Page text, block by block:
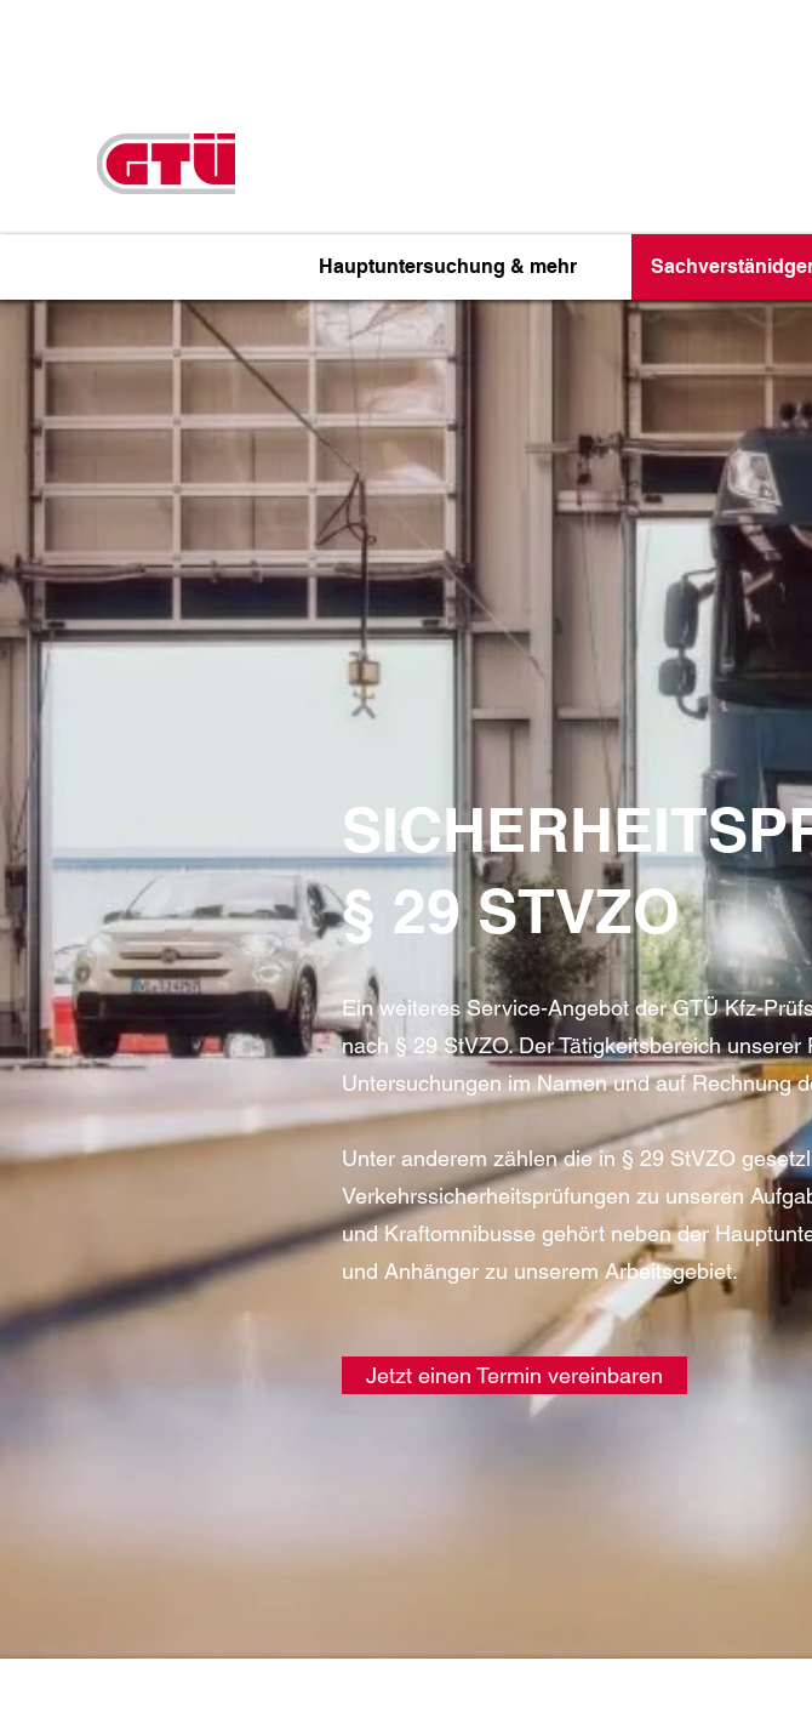
Hauptuntersuchung & mehr
§ 29 STVZO
Ein weiteres Service-Angebot der GTÜ Kfz-
nach § 29 StVZO. Der Tätigkeitsbereich
Untersuchungen im Namen und auf Rechnung
Unter anderem zählen die in § 29 StVZO
Verkehrssicherheitsprüfungen zu unseren
und Kraftomnibusse gehört neben der
und Anhänger zu unserem Arbeitsgebiet.
Jetzt einen Termin vereinbaren